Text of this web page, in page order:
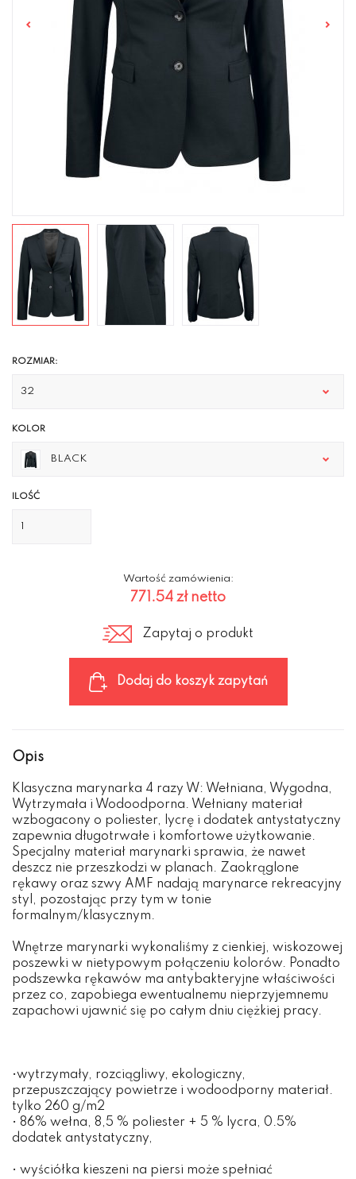
ROZMIAR:
32
KOLOR
BLACK
ILOŚĆ
Wartość zamówienia:
771.54 złnetto
Zapytaj o produkt
Dodaj do koszyk zapytań
Opis
Klasyczna marynarka 4 razy W: Wełniana, Wygodna,
Wytrzymała i Wodoodporna. Wełniany materiał
wzbogacony o poliester, lycrę i dodatek antystatyczny
zapewnia długotrwałe i komfortowe użytkowanie.
Specjalny materiał marynarki sprawia, że nawet
deszcz nie przeszkodzi w planach. Zaokrąglone
rękawy oraz szwy AMF nadają marynarce rekreacyjny
styl, pozostając przy tym w tonie
formalnym/klasycznym.
Wnętrze marynarki wykonaliśmy z cienkiej, wiskozowej
poszewki w nietypowym połączeniu kolorów. Ponadto
podszewka rękawów ma antybakteryjne właściwości
przez co, zapobiega ewentualnemu nieprzyjemnemu
zapachowi ujawnić się po całym dniu ciężkiej pracy.
•wytrzymały, rozciągliwy, ekologiczny,
przepuszczający powietrze i wodoodporny materiał.
tylko 260 g/m2
• 86% wełna, 8,5 % poliester + 5 % lycra, 0.5%
dodatek antystatyczny,
• wyściółka kieszeni na piersi może spełniać